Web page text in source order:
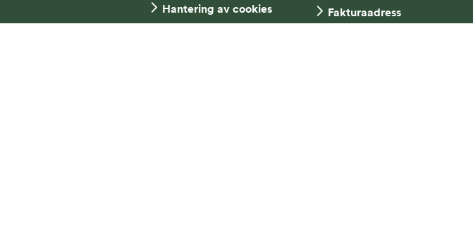
Hantering av cookies
Fakturaadress